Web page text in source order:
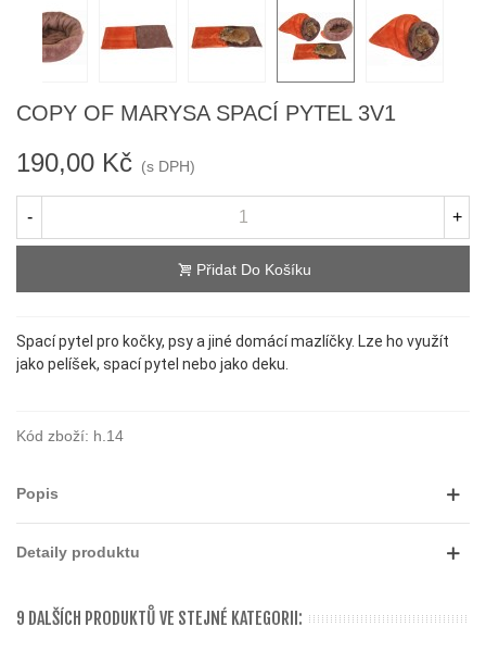
COPY OF MARYSA SPACÍ PYTEL 3V1
190,00 Kč (s DPH)
- +
Přidat Do Košíku
Spací pytel pro kočky, psy a jiné domácí mazlíčky. Lze ho využít
jako pelíšek, spací pytel nebo jako deku.
Kód zboží: h.14
Popis
Detaily produktu
9 DALŠÍCH PRODUKTŮ VE STEJNÉ KATEGORII: